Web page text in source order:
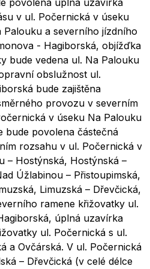
povolena úplná uzavírka
v ul. Počernická v úseku
Palouku a severního jízdního
- Hagiborská, objížďka
bude vedena ul. Na Palouku
obslužnost ul.
bude zajištěna
provozu v severním
v úseku Na Palouku
bude povolena částečná
rozsahu v ul. Počernická v
– Hostýnská, Hostýnská –
Úžlabinou – Přistoupimská,
Limuzská – Dřevčická,
ramene křižovatky ul.
úplná uzavírka
ul. Počernická s ul.
a Ovčárská. V ul. Počernická
– Dřevčická (v celé délce